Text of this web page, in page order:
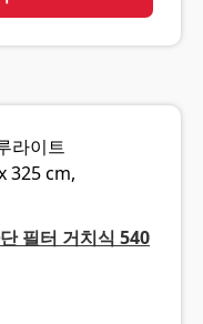
필터 거치식 540